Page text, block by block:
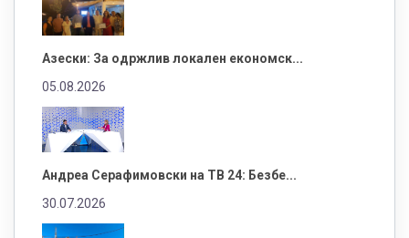
Азески: За одржлив локален економск...
05.08.2026
Андреа Серафимовски на ТВ 24: Безбе...
30.07.2026